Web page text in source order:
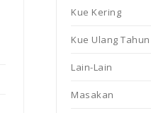
Kue Kering
Kue Ulang Tahun
Lain-Lain
Masakan